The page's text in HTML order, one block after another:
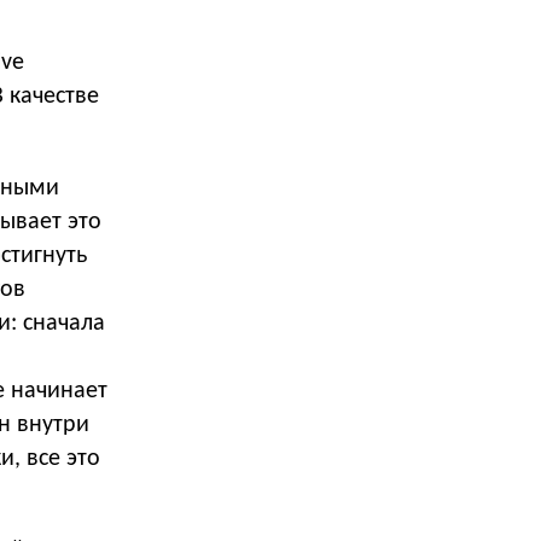
это
сначала
начинает
внутри
все это